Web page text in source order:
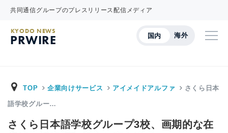
共同通信グループのプレスリリース配信メディア
国内 海外
KYODO NEWS
PRWIRE
TOP 企業向けサービス アイメイドアルファ さくら日本
語学校グルー…
さくら日本語学校グループ3校、画期的な在